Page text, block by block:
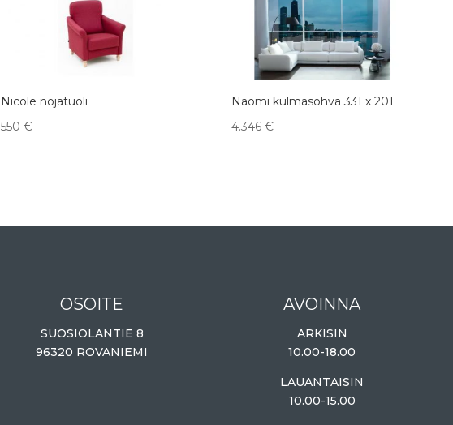
Nicole nojatuoli
550 €
Naomi kulmasohva 331 x 201
4.346 €
OSOITE
SUOSIOLANTIE 8
96320 ROVANIEMI
AVOINNA
ARKISIN
10.00-18.00
LAUANTAISIN
10.00-15.00